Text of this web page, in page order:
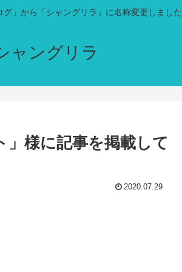
グ」から「シャングリラ」に名称変更しまし
ャングリラ
様に記事を掲載して
2020.07.29